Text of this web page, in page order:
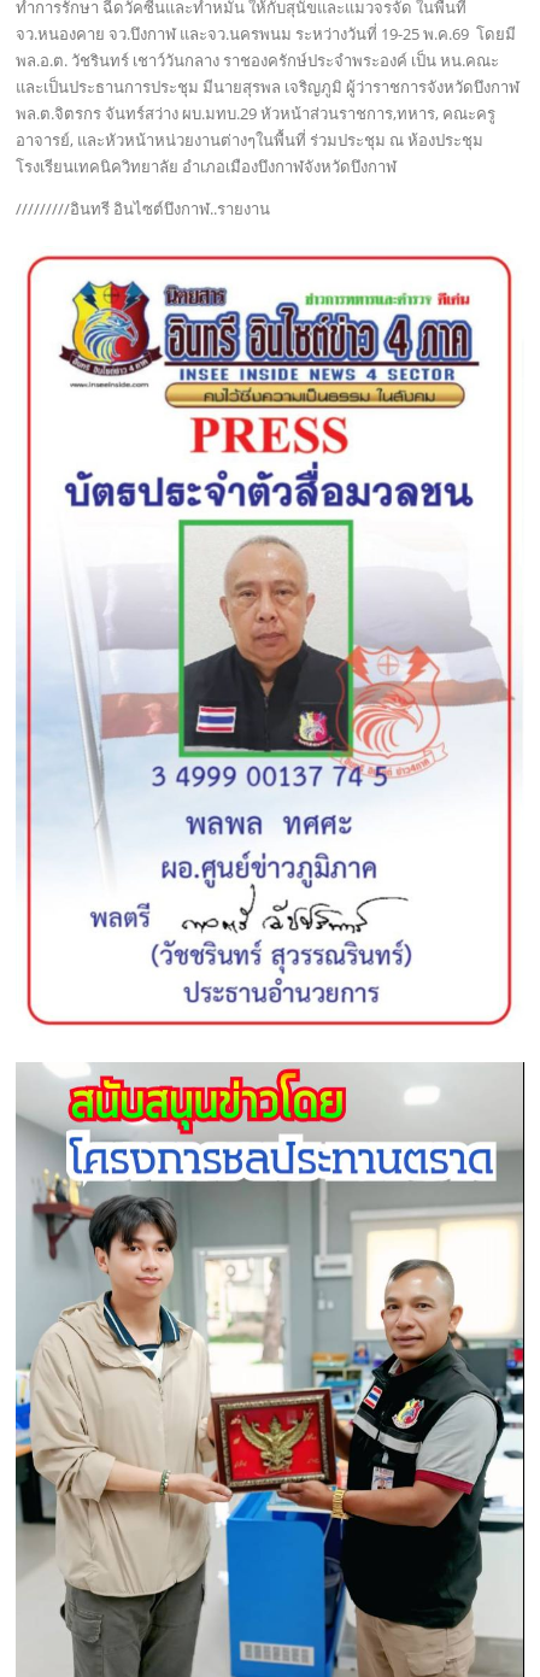
ทำการรักษา ฉีดวัคซีนและทำหมัน ให้กับสุนัขและแมวจรจัด ในพื้นที่
จว.หนองคาย จว.บึงกาฬ และจว.นครพนม ระหว่างวันที่ 19-25 พ.ค.69 โดยมี
พล.อ.ต. วัชรินทร์ เชาว์วันกลาง ราชองครักษ์ประจำพระองค์ เป็น หน.คณะ
และเป็นประธานการประชุม มีนายสุรพล เจริญภูมิ ผู้ว่าราชการจังหวัดบึงกาฬ
พล.ต.จิตรกร จันทร์สว่าง ผบ.มทบ.29 หัวหน้าส่วนราชการ,ทหาร, คณะครู
อาจารย์, และหัวหน้าหน่วยงานต่างๆในพื้นที่ ร่วมประชุม ณ ห้องประชุม
โรงเรียนเทคนิควิทยาลัย อำเภอเมืองบึงกาฬจังหวัดบึงกาฬ
/////////อินทรี อินไซต์บึงกาฬ..รายงาน